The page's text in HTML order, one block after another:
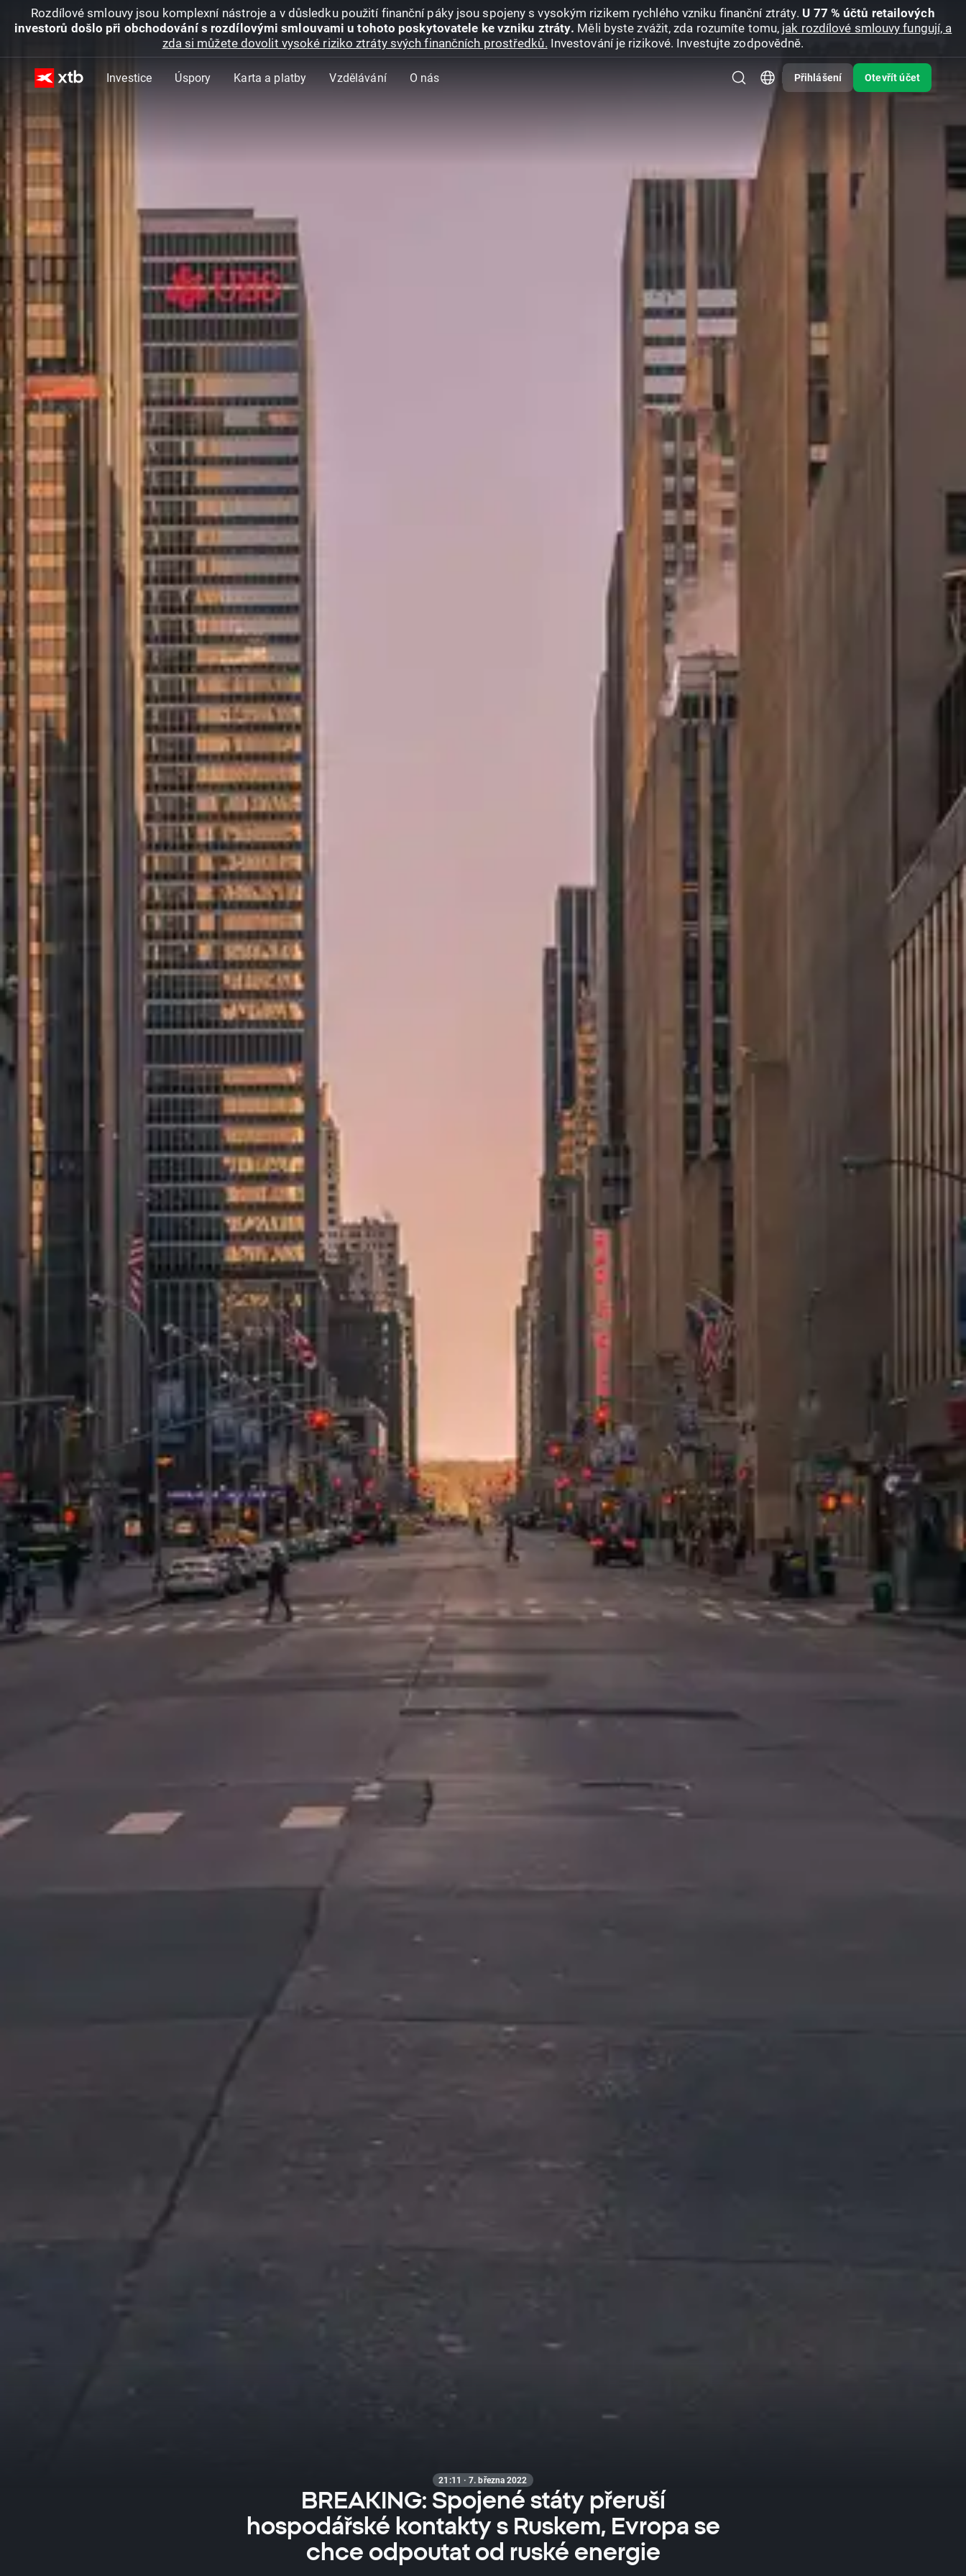
Rozdílové smlouvy jsou komplexní nástroje a v důsledku použití finanční páky jsou spojeny s vysokým rizikem rychlého vzniku finanční ztráty. U 77 % účtů retailových
investorů došlo při obchodování s rozdílovými smlouvami u tohoto poskytovatele ke vzniku ztráty. Měli byste zvážit, zda rozumíte tomu, jak rozdílové smlouvy fungují, a
zda si můžete dovolit vysoké riziko ztráty svých finančních prostředků. Investování je rizikové. Investujte zodpovědně.
Investice Úspory Karta a platby Vzdělávání O nás Přihlášení Otevřít účet
21:11 · 7. března 2022
BREAKING: Spojené státy přeruší
hospodářské kontakty s Ruskem, Evropa se
chce odpoutat od ruské energie